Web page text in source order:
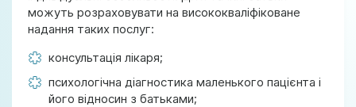
можуть розраховувати на висококваліфіковане
надання таких послуг:
консультація лікаря;
психологічна діагностика маленького пацієнта і
його відносин з батьками;